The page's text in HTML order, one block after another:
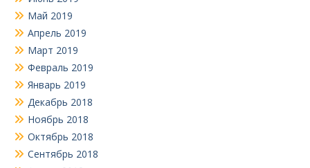
Май 2019
Апрель 2019
Март 2019
Февраль 2019
Январь 2019
Декабрь 2018
Ноябрь 2018
Октябрь 2018
Сентябрь 2018